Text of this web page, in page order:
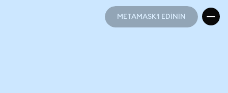
METAMASK'I EDİNİN